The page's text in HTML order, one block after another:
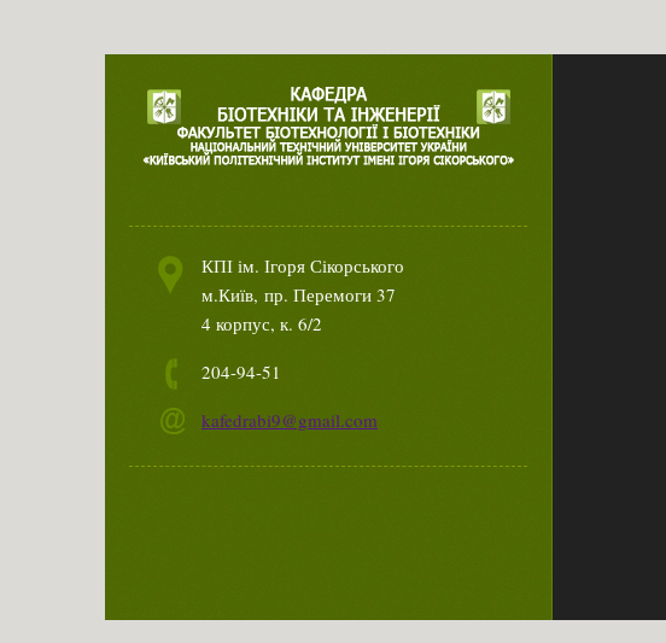
КПІ ім. Ігоря Сікорського
м.Київ, пр. Перемоги 37
4 корпус, к. 6/2
204-94-51
kafedrabi9@gmail.com